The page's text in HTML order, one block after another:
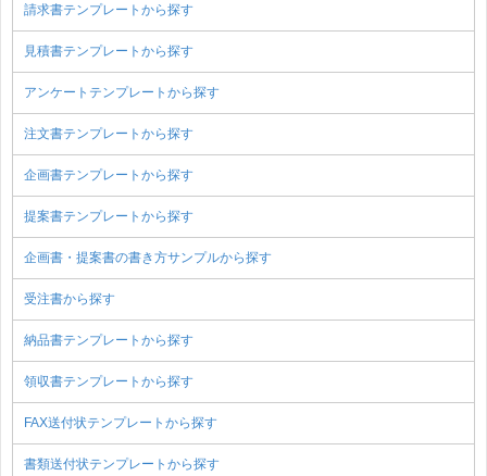
請求書テンプレートから探す
見積書テンプレートから探す
アンケートテンプレートから探す
注文書テンプレートから探す
企画書テンプレートから探す
提案書テンプレートから探す
企画書・提案書の書き方サンプルから探す
受注書から探す
納品書テンプレートから探す
領収書テンプレートから探す
FAX送付状テンプレートから探す
書類送付状テンプレートから探す